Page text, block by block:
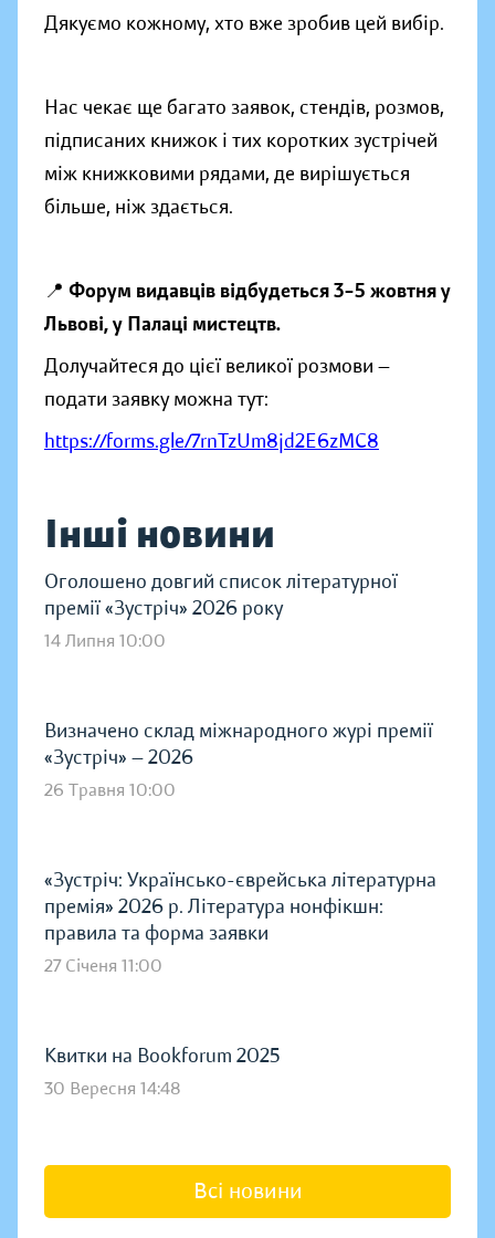
Дякуємо кожному, хто вже зробив цей вибір.
Нас чекає ще багато заявок, стендів, розмов,
підписаних книжок і тих коротких зустрічей
між книжковими рядами, де вирішується
більше, ніж здається.
📍 Форум видавців відбудеться 3–5 жовтня у
Львові, у Палаці мистецтв.
Долучайтеся до цієї великої розмови —
подати заявку можна тут:
https://forms.gle/7rnTzUm8jd2E6zMC8
Інші новини
Оголошено довгий список літературної
премії «Зустріч» 2026 року
14 Липня 10:00
Визначено склад міжнародного журі премії
«Зустріч» — 2026
26 Травня 10:00
«Зустріч: Українсько-єврейська літературна
премія» 2026 р. Література нонфікшн:
правила та форма заявки
27 Січеня 11:00
Квитки на Bookforum 2025
30 Вересня 14:48
Всі новини